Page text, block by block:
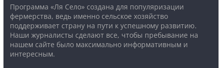
Программа «Ля Село» создана для популяризации
фермерства, ведь именно сельское хозяйство
поддерживает страну на пути к успешному развитию.
Наши журналисты сделают все, чтобы пребывание на
нашем сайте было максимально информативным и
интересным.